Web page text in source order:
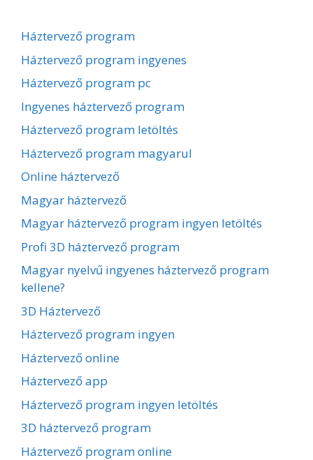
Háztervező program
Háztervező program ingyenes
Háztervező program pc
Ingyenes háztervező program
Háztervező program letöltés
Háztervező program magyarul
Online háztervező
Magyar háztervező
Magyar háztervező program ingyen letöltés
Profi 3D háztervező program
Magyar nyelvű ingyenes háztervező program
kellene?
3D Háztervező
Háztervező program ingyen
Háztervező online
Háztervező app
Háztervező program ingyen letöltés
3D háztervező program
Háztervező program online